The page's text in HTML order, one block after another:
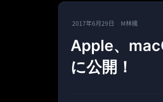
2017年6月29日 M林檎
Apple、
に公開！